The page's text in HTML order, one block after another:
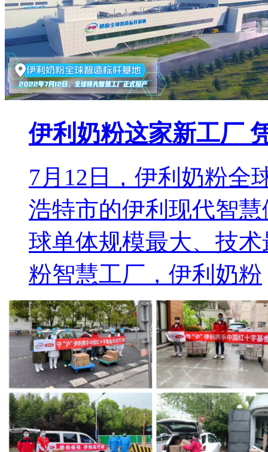
伊利奶粉这家新工厂
7月12日，伊利奶粉全
浩特市的伊利现代智
球单体规模最大、技
粉智慧工厂，伊利奶粉